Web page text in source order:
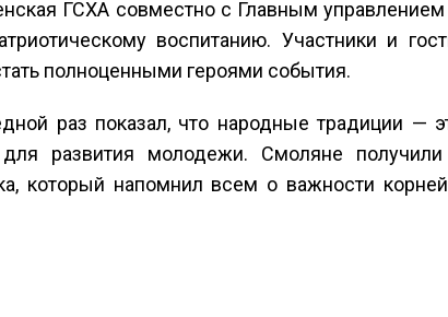
ГСХА совместно с Главным
воспитанию. Участники и
полноценными героями события.
раз показал, что народные традиции —
развития молодежи. Смоляне получили
который напомнил всем о важности корней